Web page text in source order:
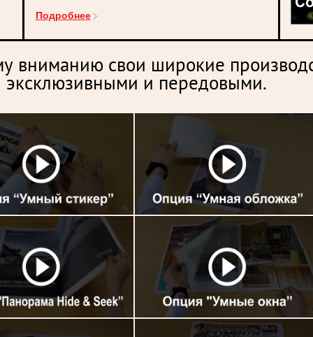
Подробнее
вниманию свои широкие
эксклюзивными и передовыми.